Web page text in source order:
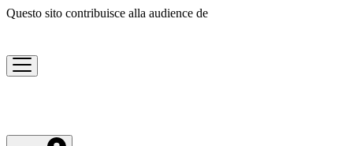
Questo sito contribuisce alla audience de